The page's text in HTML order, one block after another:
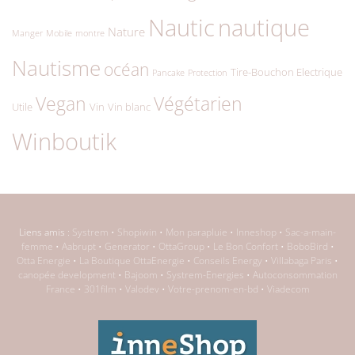
Manger Mobile montre Nature Nauticnautique
Nautisme océan Pancake Protection Tire-Bouchon Electrique
Utile Vegan Vin Vin blanc Végétarien
Winboutik
Liens amis : Systrem • Shopiwin • Mon parapluie • Inneshop • Sac-a-main-
femme • Aabrupt • Generator • OttaGroup • Le Bon Confort • BoboBird •
Otta Energie • La Boutique OttaEnergie • Conseils Energy • Villabaga Paris •
canopée development • Bajoom • Systrem-Energies • Autoconsommation
France • 301film • Valodev • Votre-prenom-en-bd • Viadecom